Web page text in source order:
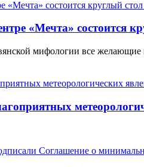
«Мечта» состоится
мифологии все желающие